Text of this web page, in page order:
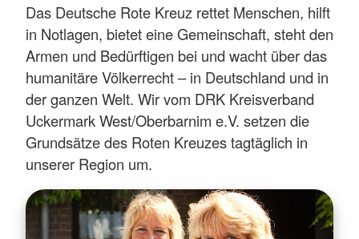
Das Deutsche Rote Kreuz rettet Menschen, hilft
in Notlagen, bietet eine Gemeinschaft, steht den
Armen und Bedürftigen bei und wacht über das
humanitäre Völkerrecht – in Deutschland und in
der ganzen Welt. Wir vom DRK Kreisverband
Uckermark West/Oberbarnim e.V. setzen die
Grundsätze des Roten Kreuzes tagtäglich in
unserer Region um.